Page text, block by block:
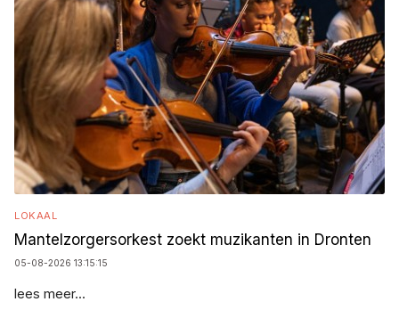
LOKAAL
Mantelzorgersorkest zoekt muzikanten in Dronten
05-08-2026 13:15:15
lees meer...